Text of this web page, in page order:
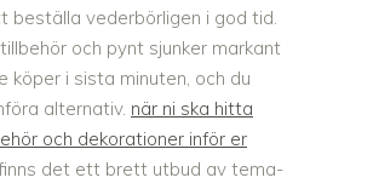
beställa vederbörligen i god tid.
och pynt sjunker markant
köper i sista minuten, och du
alternativ. när ni ska hitta
och dekorationer inför er
det ett brett utbud av tema-